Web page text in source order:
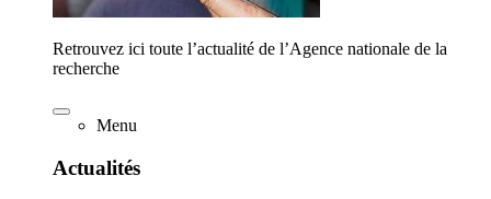
Retrouvez ici toute l’actualité de l’Agence nationale de la
recherche
Menu
Actualités